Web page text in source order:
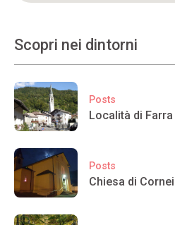
Scopri nei dintorni
Posts
Località di Farra
Posts
Chiesa di Cornei